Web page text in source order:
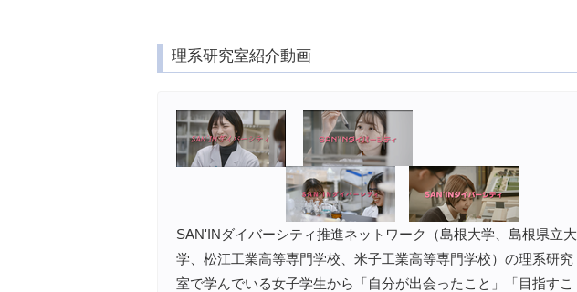
理系研究室紹介動画
SAN'INダイバーシティ推進ネットワーク（島根大学、島根県立大
学、松江工業高等専門学校、米子工業高等専門学校）の理系研究
室で学んでいる女子学生から「自分が出会ったこと」「目指すこ